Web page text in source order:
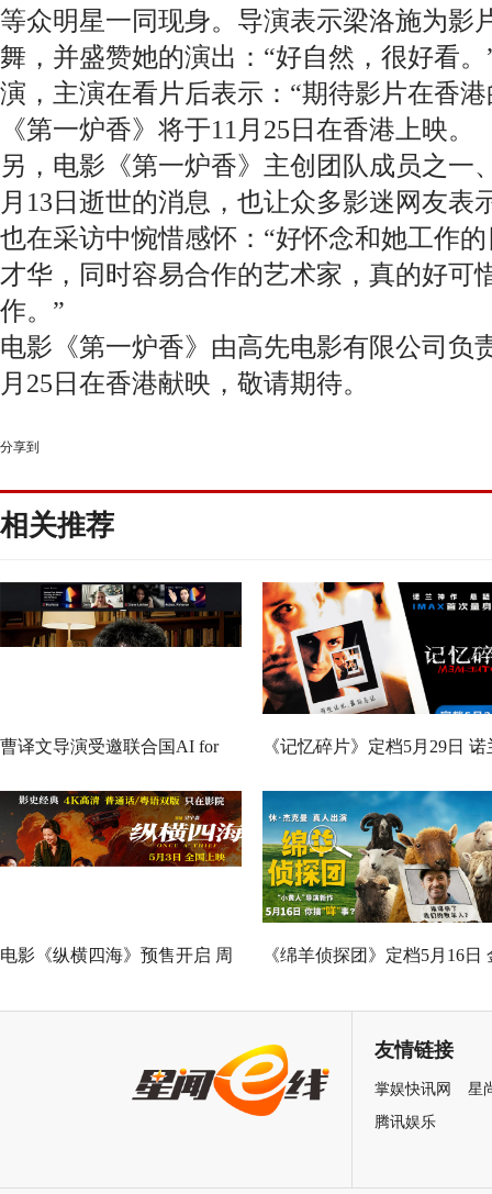
等众明星一同现身。导演表示梁洛施为影
舞，并盛赞她的演出：“好自然，很好看
演，主演在看片后表示：“期待影片在香
《第一炉香》将于11月25日在香港上映。
另，电影《第一炉香》主创团队成员之一
月13日逝世的消息，也让众多影迷网友表
也在采访中惋惜感怀：“好怀念和她工作
才华，同时容易合作的艺术家，真的好可
作。”
电影《第一炉香》由高先电影有限公司负
月25日在香港献映，敬请期待。
分享到
相关推荐
曹译文导演受邀联合国AI for
Good全球峰会 以AI影像传递向
善力量
《记忆碎片》定档5月29日 诺
神作IMAX首次量身定制
电影《纵横四海》预售开启 周 《绵羊侦探团》定档5月16日
友情链接
掌娱快讯网
星
腾讯娱乐